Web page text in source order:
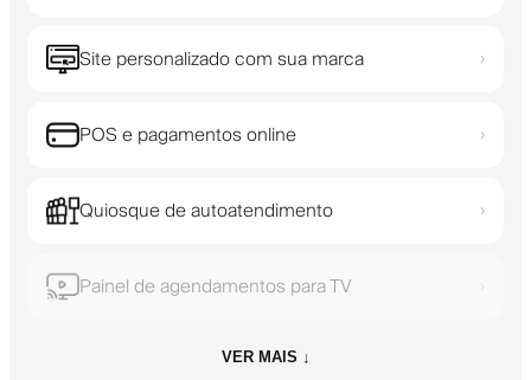
Site personalizado com sua marca ›
POS e pagamentos online ›
Quiosque de autoatendimento ›
Painel de agendamentos para TV ›
VER MAIS ↓